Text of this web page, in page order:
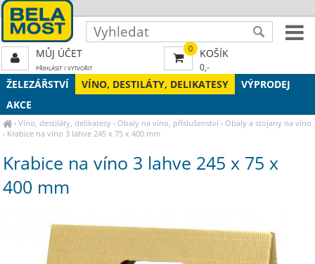
ŽELEZÁŘSTVÍ VÍNO, DESTILÁTY, DELIKATESY
VÝPRODEJ
AKCE
›Víno, destiláty, delikatesy › Obaly na víno, příslušenství › Obaly a stojany na víno
› Krabice na víno 3 lahve 245 x 75 x 400 mm
Krabice na víno 3 lahve 245 x 75 x
400 mm
0 KOŠÍK
0,-
MŮJ ÚČET
PŘIHLÁSIT| VYTVOŘIT